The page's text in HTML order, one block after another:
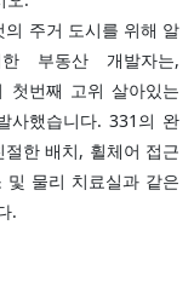
주거 도시를 위해 알
부동산 개발자는,
번째 고위 살아있는
사했습니다. 331의 완
한 배치, 휠체어 접근
물리 치료실과 같은
.